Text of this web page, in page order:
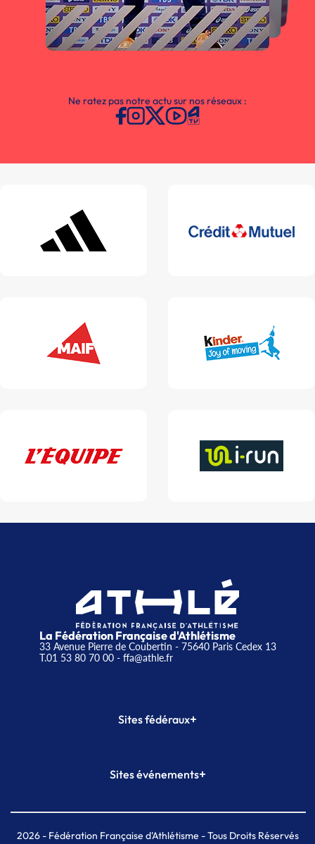
Ne ratez pas notre actu sur nos réseaux :
La Fédération Française d'Athlétisme
33 Avenue Pierre de Coubertin - 75640 Paris Cedex 13
T.01 53 80 70 00- ffa@athle.fr
Sites fédéraux+
Plateforme Formation
Sites événements+
Meeting de Paris indoor
MAIF Ekiden de Paris
2026- Fédération Française d'Athlétisme - Tous Droits Réservés